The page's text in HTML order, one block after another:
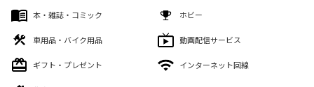
本・雑誌・コミック ホビー
車用品・バイク用品 動画配信サービス
ギフト・プレゼント インターネット回線